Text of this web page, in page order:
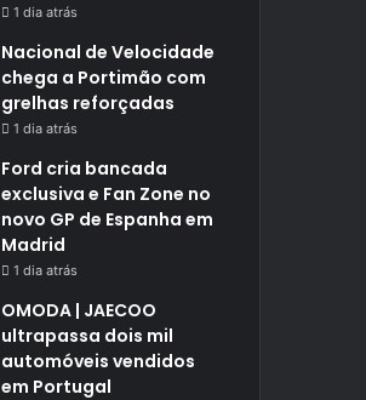
1 dia atrás
Nacional de Velocidade
chega a Portimão com
grelhas reforçadas
1 dia atrás
Ford cria bancada
exclusiva e Fan Zone no
novo GP de Espanha em
Madrid
1 dia atrás
OMODA | JAECOO
ultrapassa dois mil
automóveis vendidos
em Portugal